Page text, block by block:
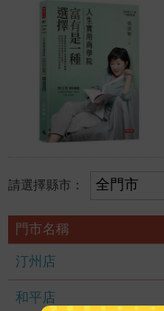
請選擇縣市：
門市名稱
汀州店
和平店